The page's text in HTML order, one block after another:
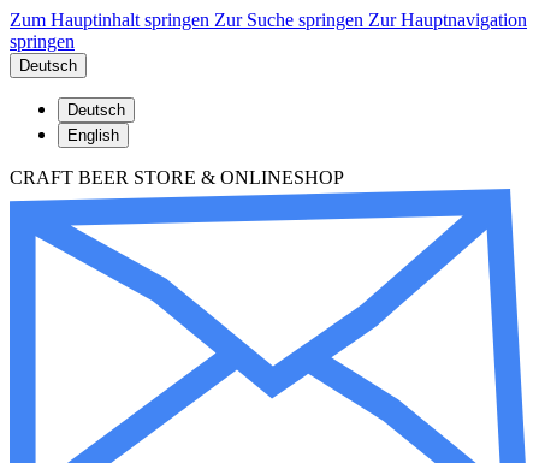
Zum Hauptinhalt springen Zur Suche springen Zur Hauptnavigation
springen
Deutsch
Deutsch
English
CRAFT BEER STORE & ONLINESHOP